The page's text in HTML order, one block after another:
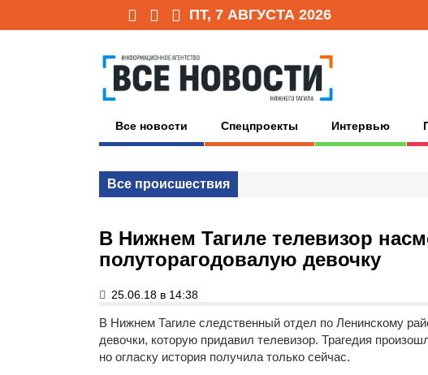
ПТ, 7 АВГУСТА 2026
Все новости Спецпроекты Интервью
Все происшествия
В Нижнем Тагиле телевизор
полуторагодовалую девочку
25.06.18 в 14:38
В Нижнем Тагиле следственный отдел по Ленинскому
девочки, которую придавил телевизор. Трагедия
но огласку история получила только сейчас.